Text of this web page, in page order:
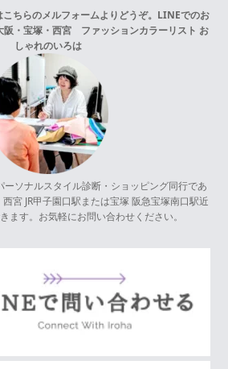
こちらのメルフォームよりどうぞ。LINEでのお
阪・宝塚・西宮 ファッションカラーリスト お
しゃれのいろは
ソナルスタイル診断・ショッピング同行であ
宮 JR甲子園口駅または宝塚 阪急宝塚南口駅近
ます。お気軽にお問い合わせください。